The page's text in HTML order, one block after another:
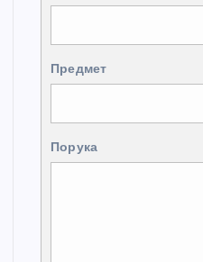
Предмет
Порука